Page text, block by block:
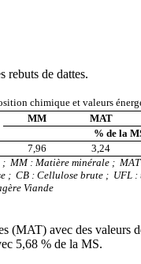
rebuts de dattes.
chimique et valeurs
MM MAT
% de la
7,96 3,24
; MM : Matière minérale ; MAT
; CB : Cellulose brute ; UFL
Viande
(MAT) avec des valeurs
5,68 % de la MS.